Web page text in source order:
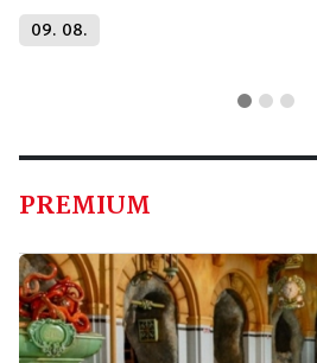
09. 08.
PREMIUM